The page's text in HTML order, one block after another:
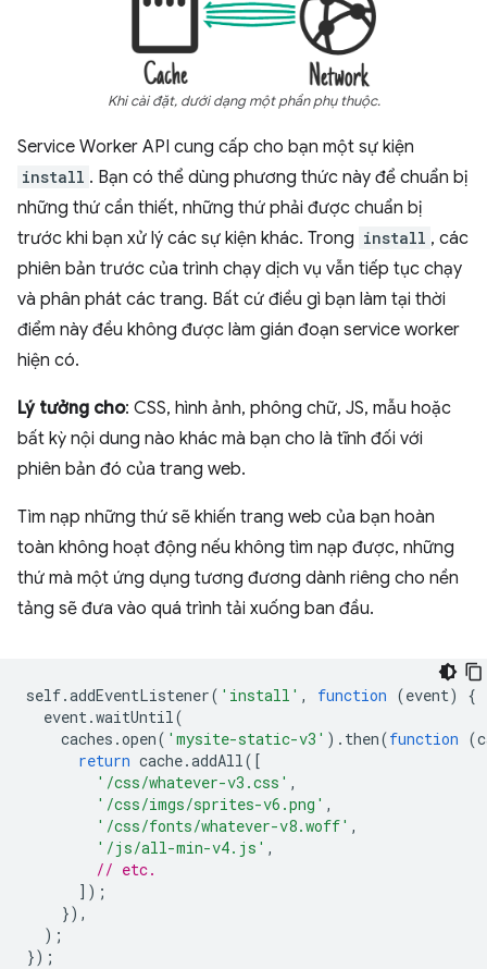
Khi cài đặt, dưới dạng một phần phụ thuộc.
Service Worker API cung cấp cho bạn một sự kiện
install . Bạn có thể dùng phương thức này để chuẩn bị
những thứ cần thiết, những thứ phải được chuẩn bị
trước khi bạn xử lý các sự kiện khác. Trong install , các
phiên bản trước của trình chạy dịch vụ vẫn tiếp tục chạy
và phân phát các trang. Bất cứ điều gì bạn làm tại thời
điểm này đều không được làm gián đoạn service worker
hiện có.
Lý tưởng cho: CSS, hình ảnh, phông chữ, JS, mẫu hoặc
bất kỳ nội dung nào khác mà bạn cho là tĩnh đối với
phiên bản đó của trang web.
Tìm nạp những thứ sẽ khiến trang web của bạn hoàn
toàn không hoạt động nếu không tìm nạp được, những
thứ mà một ứng dụng tương đương dành riêng cho nền
tảng sẽ đưa vào quá trình tải xuống ban đầu.
self.addEventListener( 'install' , function (event)
{
event.waitUntil(
caches .open( 'mysite-static-v3' ). then(function (
return cache.addAll([
'/css/whatever-v3.css' ,
'/css/imgs/sprites-v6.png' ,
'/css/fonts/whatever-v8.woff' ,
'/js/all-min-v4.js' ,
// etc.
]);
}),
);
});